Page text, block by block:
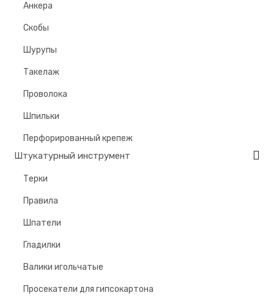
Анкера
Скобы
Шурупы
Такелаж
Проволока
Шпильки
Перфорированный крепеж
Штукатурный инструмент
Терки
Правила
Шпатели
Гладилки
Валики игольчатые
Просекатели для гипсокартона